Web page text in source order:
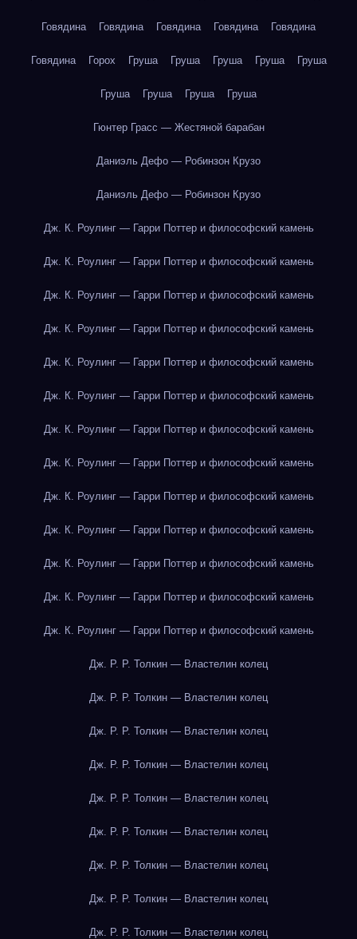
Говядина Говядина Говядина Говядина Говядина
Говядина Горох Груша Груша Груша Груша Груша
Груша Груша Груша Груша
Гюнтер Грасс — Жестяной барабан
Даниэль Дефо — Робинзон Крузо
Даниэль Дефо — Робинзон Крузо
Дж. К. Роулинг — Гарри Поттер и философский камень
Дж. К. Роулинг — Гарри Поттер и философский камень
Дж. К. Роулинг — Гарри Поттер и философский камень
Дж. К. Роулинг — Гарри Поттер и философский камень
Дж. К. Роулинг — Гарри Поттер и философский камень
Дж. К. Роулинг — Гарри Поттер и философский камень
Дж. К. Роулинг — Гарри Поттер и философский камень
Дж. К. Роулинг — Гарри Поттер и философский камень
Дж. К. Роулинг — Гарри Поттер и философский камень
Дж. К. Роулинг — Гарри Поттер и философский камень
Дж. К. Роулинг — Гарри Поттер и философский камень
Дж. К. Роулинг — Гарри Поттер и философский камень
Дж. К. Роулинг — Гарри Поттер и философский камень
Дж. Р. Р. Толкин — Властелин колец
Дж. Р. Р. Толкин — Властелин колец
Дж. Р. Р. Толкин — Властелин колец
Дж. Р. Р. Толкин — Властелин колец
Дж. Р. Р. Толкин — Властелин колец
Дж. Р. Р. Толкин — Властелин колец
Дж. Р. Р. Толкин — Властелин колец
Дж. Р. Р. Толкин — Властелин колец
Дж. Р. Р. Толкин — Властелин колец